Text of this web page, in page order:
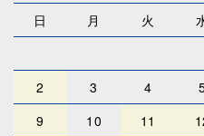
日
月 火
2
3 4
9
10 11